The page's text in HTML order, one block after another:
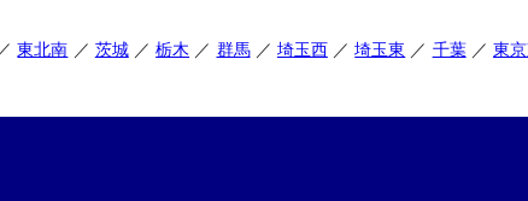
東北南 茨城 栃木 群馬 埼玉西 埼玉東 千葉
東